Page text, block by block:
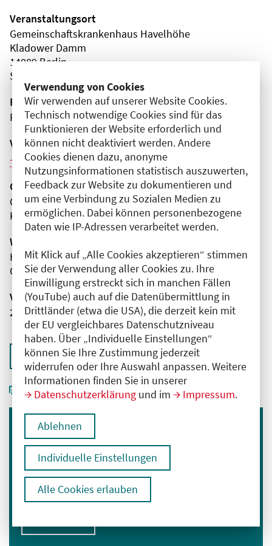
Verwendung von Cookies
Wir verwenden auf unserer Website Cookies.
Technisch notwendige Cookies sind für das
Funktionieren der Website erforderlich und
können nicht deaktiviert werden. Andere
Cookies dienen dazu, anonyme
Nutzungsinformationen statistisch auszuwerten,
Feedback zur Website zu dokumentieren und
um eine Verbindung zu Sozialen Medien zu
ermöglichen. Dabei können personenbezogene
Daten wie IP-Adressen verarbeitet werden.
Mit Klick auf „Alle Cookies akzeptieren“ stimmen
Sie der Verwendung aller Cookies zu. Ihre
Einwilligung erstreckt sich in manchen Fällen
(YouTube) auch auf die Datenübermittlung in
Drittländer (etwa die USA), die derzeit kein mit
der EU vergleichbares Datenschutzniveau
haben. Über „Individuelle Einstellungen“
können Sie Ihre Zustimmung jederzeit
widerrufen oder Ihre Auswahl anpassen. Weitere
Informationen finden Sie in unserer
Datenschutzerklärung und im Impressum.
Ablehnen
Individuelle Einstellungen
Alle Cookies erlauben
Veranstaltungsort
Gemeinschaftskrankenhaus Havelhöhe
Kladower Damm
14089 Berlin
Spandau
Fortbildungsformat
Präsenz
Veranstaltungsreihe
Weitere Veranstaltungen dieser Reihe (12)
Organisator(en)
Gemeinschaftskrankenhaus Havelhöhe gGmbH
Klinik für Anthroposophische Medizin
Wissenschaftliche Leitung
Herr Timo Baldini
Gemeinschaftskrankenhaus Havelhöhe gGmbH
Veranstaltungsnummer
2761102026035560082
Zurück zur Übersicht
Immer informiert bleiben
Melden Sie sich für unseren Newsletter an:
E-Mail-Adresse eingeben